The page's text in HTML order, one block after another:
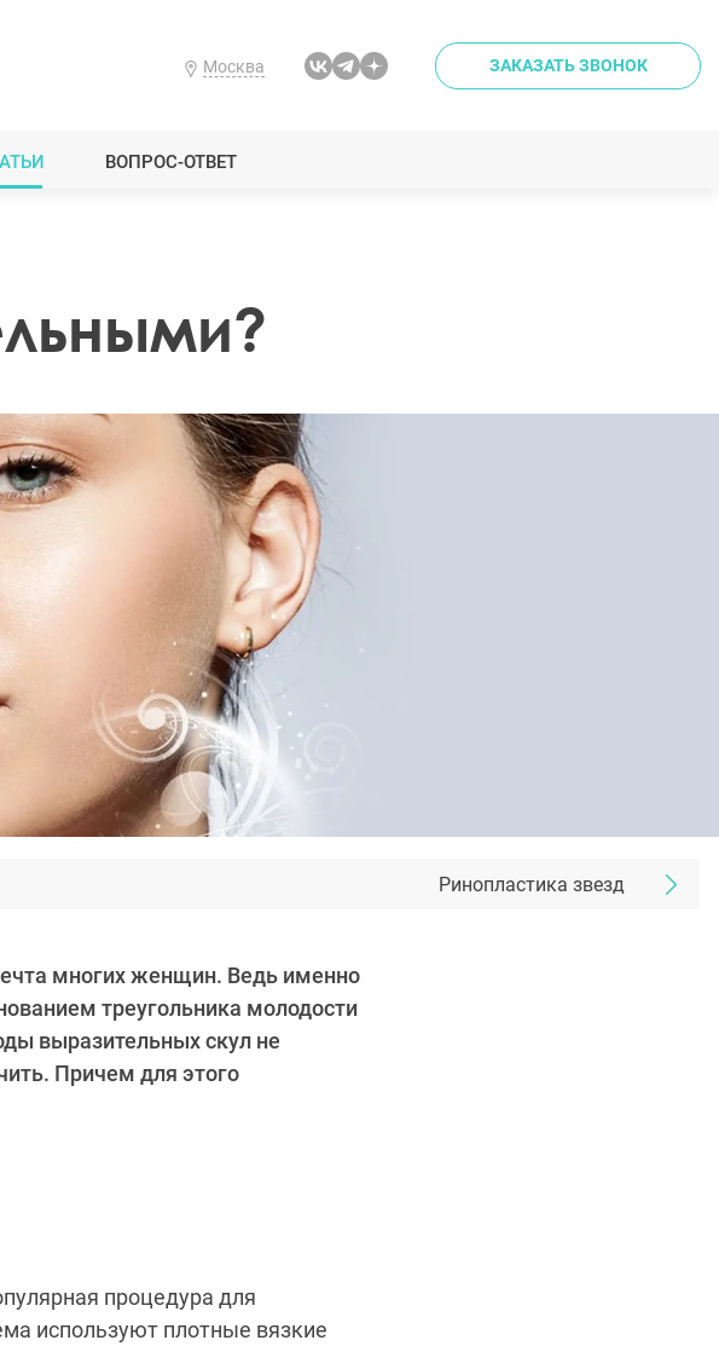
Москва ЗАКАЗАТЬ ЗВОНОК
ВОПРОС-ОТВЕТ
Ринопластика звезд
многих женщин. Ведь именно
треугольника молодости
выразительных скул не
Причем для этого
процедура для
используют плотные вязкие